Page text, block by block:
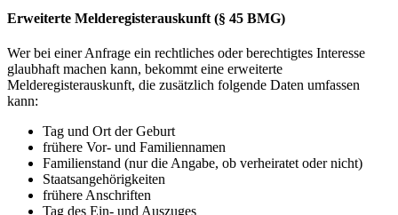
Erweiterte Melderegisterauskunft (§ 45 BMG)
Wer bei einer Anfrage ein rechtliches oder berechtigtes Interesse
glaubhaft machen kann, bekommt eine erweiterte
Melderegisterauskunft, die zusätzlich folgende Daten umfassen
kann:
Tag und Ort der Geburt
frühere Vor- und Familiennamen
Familienstand (nur die Angabe, ob verheiratet oder nicht)
Staatsangehörigkeiten
frühere Anschriften
Tag des Ein- und Auszuges